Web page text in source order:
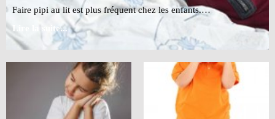
Faire pipi au lit est plus fréquent chez les enfants.…
Lire la suite...